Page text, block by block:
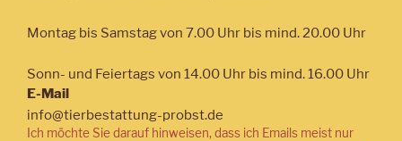
Montag bis Samstag von 7.00 Uhr bis mind. 20.00 Uhr
Sonn- und Feiertags von 14.00 Uhr bis mind. 16.00 Uhr
E-Mail
info@tierbestattung-probst.de
Ich möchte Sie darauf hinweisen, dass ich Emails meist nur